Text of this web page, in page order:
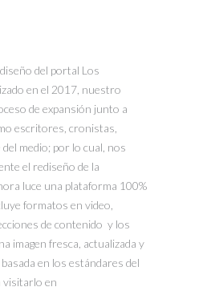
del portal Los
en el 2017, nuestro
de expansión junto a
escritores, cronistas,
medio; por lo cual, nos
el rediseño de la
luce una plataforma 100%
formatos en video,
de contenido y los
imagen fresca, actualizada y
en los estándares del
visitarlo en